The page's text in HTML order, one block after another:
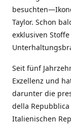
Taylor. Schon
exklusiven
Seit fünf
Exzellenz und
darunter die
della
Italienischen